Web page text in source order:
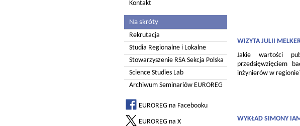
Kontakt
Na skróty
Rekrutacja
Studia Regionalne i Lokalne
Stowarzyszenie RSA Sekcja Polska
Science Studies Lab
Archiwum Seminariów EUROREG
EUROREG na Facebooku
EUROREG na X
WIZYTA JULII
Jakie wartości
przedsięwzięciem
inżynierów w
WYKŁAD SIMONY